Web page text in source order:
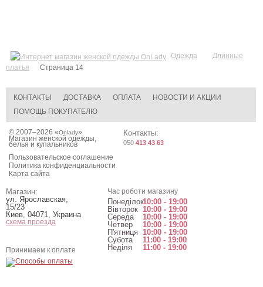
Одежда
Длинные
платья
Страница 14
КОНТАКТЫ ДОСТАВКА ОПЛАТА
НОВОСТИ И АКЦИИ
ПОМОЩЬ ПОКУПАТЕЛЮ
© 2007–2026 «Onlady»
Магазин женской одежды,
белья и купальников
Пользовательское соглашение
Политика конфиденциальности
Карта сайта
Контакты:
050 413 43 63
Магазин:
ул. Ярославская,
15/23
Киев, 04071, Украина
схема проезда
Час роботи магазину
Понеділок10:00 - 19:00
Вівторок 10:00 - 19:00
Середа
10:00 - 19:00
Четвер
10:00 - 19:00
П'ятниця 10:00 - 19:00
Субота
11:00 - 19:00
Неділя
11:00 - 19:00
Принимаем к оплате